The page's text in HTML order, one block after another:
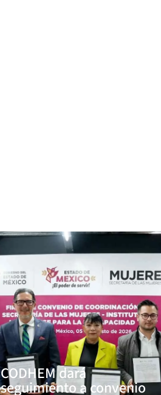
CODHEM dará
seguimiento a convenio